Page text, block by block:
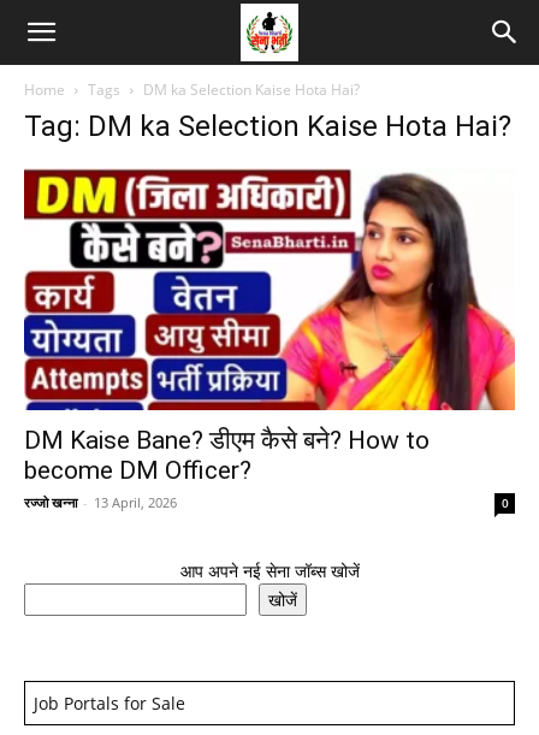
Home Tags DM ka Selection Kaise Hota Hai?
Tag: DM ka Selection Kaise Hota Hai?
DM Kaise Bane? डीएम कैसे बने? How to
become DM Officer?
रज्जो खन्ना - 13 April, 2026 0
आप अपने नई सेना जॉब्स खोजें
खोजें
Job Portals for Sale